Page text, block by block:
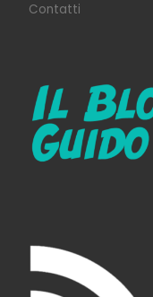
Contatti